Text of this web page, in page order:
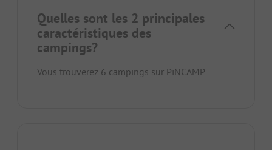
Quelles sont les 2 principales
caractéristiques des
campings?
Vous trouverez 6 campings sur PiNCAMP.